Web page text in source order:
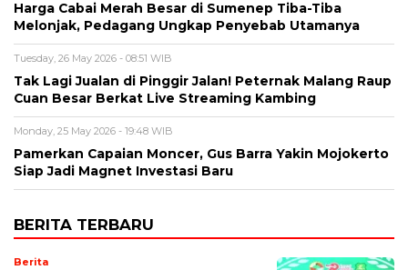
Harga Cabai Merah Besar di Sumenep Tiba-Tiba
Melonjak, Pedagang Ungkap Penyebab Utamanya
Tuesday, 26 May 2026 - 08:51 WIB
Tak Lagi Jualan di Pinggir Jalan! Peternak Malang Raup
Cuan Besar Berkat Live Streaming Kambing
Monday, 25 May 2026 - 19:48 WIB
Pamerkan Capaian Moncer, Gus Barra Yakin Mojokerto
Siap Jadi Magnet Investasi Baru
BERITA TERBARU
Berita